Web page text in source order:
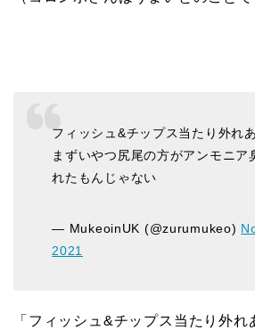
フィッシュ&チップス当たり外れ
まずいやつ尻尾の方がアンモニア
れたもんじゃない
— MukeoinUK (@zurumukeo)
2021
「フィッシュ&チップス当たり外